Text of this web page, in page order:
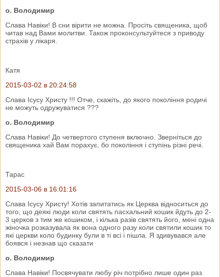
о. Володимир
Слава Навіки! В сни вірити не можна. Просіть священика, щоб
читав над Вами молитви. Також проконсультуйтеся з приводу
страхів у лікаря.
Катя
2015-03-02 в 20:24:58
Слава Ісусу Христу !!! Отче, скажіть, до якого покоління родичі
не можуть одружуватися ???
о. Володимир
Слава Навіки! До четвертого ступеня включно. Зверніться до
священика хай Вам порахує, бо покоління і ступінь різні речі.
Тарас
2015-03-06 в 16:01:16
Слава Ісусу Христу! Хотів запитатись як Церква відноситься до
того, що деякі люди коли святять пасхальний кошик йдуть до 2-
3 церков з тим же кошиком, і кілька разів святять його, мені одна
жіночка розказувала як вона одного разу коли святили кошик то
які церкви коло будинку були в ті всі і пішла. Я здивувався але
боявся і незнав що сказати
о. Володимир
Слава Навіки! Посвячувати любу річ потрібно лише один раз.